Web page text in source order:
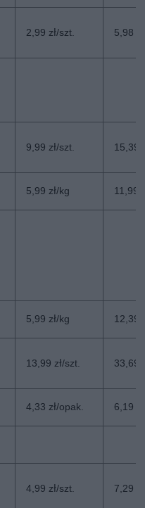
2,99 zł/szt. 5,98
9,99 zł/szt. 15,39
5,99 zł/kg 11,99
5,99 zł/kg 12,39
13,99 zł/szt. 33,69
4,33 zł/opak. 6,19
4,99 zł/szt. 7,29